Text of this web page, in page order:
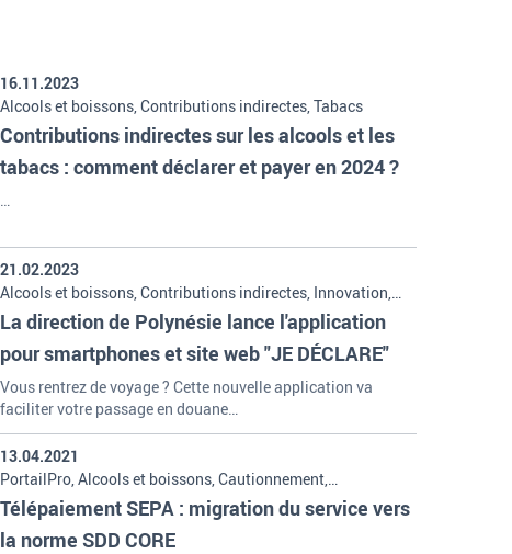
Contributions indirectes sur les alcools et les
tabacs : comment déclarer et payer en 2024 ?
16.11.2023
Alcools et boissons, Contributions indirectes, Tabacs
Vous rentrez de voyage ? Cette nouvelle application va
faciliter votre passage en douane…
La direction de Polynésie lance l'application
pour smartphones et site web "JE DÉCLARE"
21.02.2023
Alcools et boissons, Contributions indirectes, Innovation,
Tabacs
Télépaiement SEPA : migration du service vers
la norme SDD CORE
13.04.2021
PortailPro, Alcools et boissons, Cautionnement,
Contributions indirectes, Fiscalité, Services en ligne, Tabacs,
TVA, Viticulture